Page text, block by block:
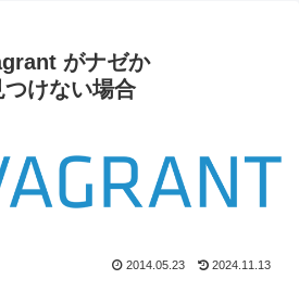
がナゼか
けない場合
2014.05.23 2024.11.13